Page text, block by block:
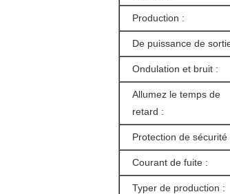
Production :
De puissance de
Ondulation et bruit :
Allumez le temps de
retard :
Protection de sécurité
Courant de fuite :
Typer de production :